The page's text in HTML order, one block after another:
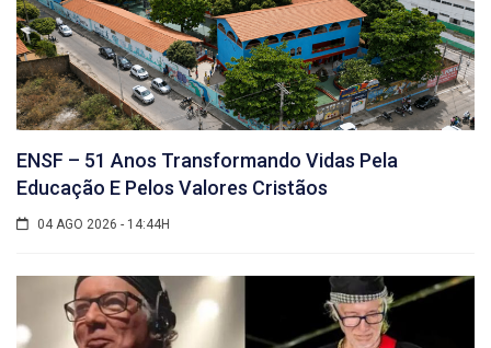
ENSF – 51 Anos Transformando Vidas Pela
Educação E Pelos Valores Cristãos
04 AGO 2026 - 14:44H